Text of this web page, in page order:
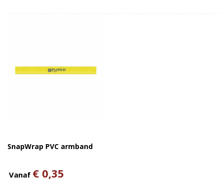
SnapWrap PVC armband
Vanaf € 0,35